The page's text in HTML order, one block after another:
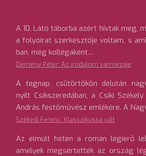
A 10. Látó táborba azért hívtak meg,
a folyóirat szerkesztője voltam, s
ban, még kollégaként…
Demény Péter: Az irodalom vármezője
A tegnap, csütörtökön délután
nyílt Csíkszeredában, a Csíki
András festőművész emlékére. A
Székedi Ferenc: Klasszikussá vált
Az elmúlt héten a román légierő
amelyek megsértették az ország